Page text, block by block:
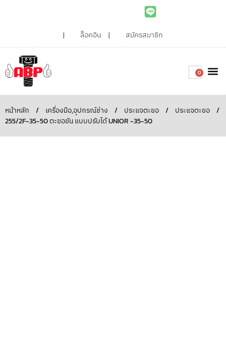
ล็อคอิน สมัครสมาชิก
0
หน้าหลัก / เครื่องมือ,อุปกรณ์ช่าง / ประแจตะขอ / ประแจตะขอ
/
255/2F-35-50 ตะขอขัน แบบปรับได้ UNIOR -35-50